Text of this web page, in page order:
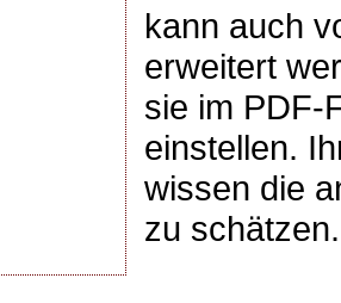
kann auch
erweitert
sie im PDF-
einstellen.
wissen die
zu schätzen.